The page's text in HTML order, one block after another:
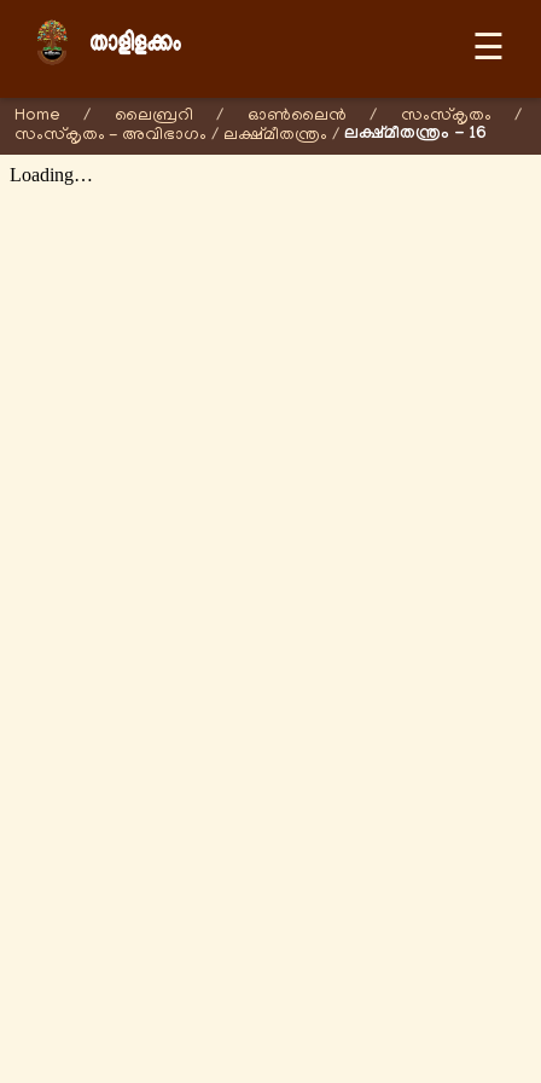
☰
Home / ലൈബ്രറി / ഓണ്‍ലൈന്‍ / സംസ്കൃതം
/
സംസ്കൃതം - അവിഭാഗം / ലക്ഷ്മീതന്ത്രം / ലക്ഷ്മീതന്ത്രം - 16